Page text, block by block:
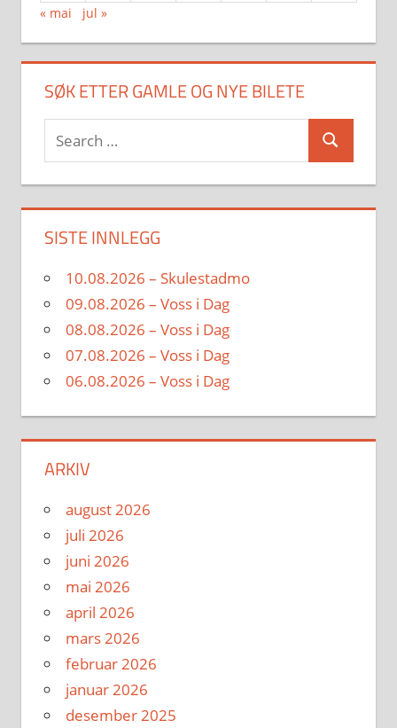
« mai
jul »
SØK ETTER GAMLE OG NYE BILETE
Search
for:
Search
SISTE INNLEGG
10.08.2026 – Skulestadmo
09.08.2026 – Voss i Dag
08.08.2026 – Voss i Dag
07.08.2026 – Voss i Dag
06.08.2026 – Voss i Dag
ARKIV
august 2026
juli 2026
juni 2026
mai 2026
april 2026
mars 2026
februar 2026
januar 2026
desember 2025